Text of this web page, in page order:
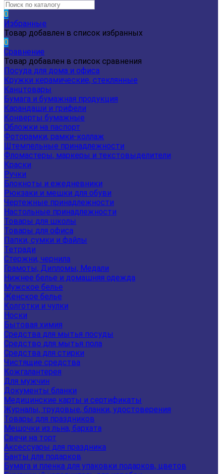
0
Избранные
Товар добавлен в список избранных
0
Сравнение
Товар добавлен в список сравнения
Посуда для дома и офиса
Кружки керамические, стеклянные
Канцтовары
Бумага и бумажная продукция
Карандаши и грифели
Конверты бумажные
Обложки на паспорт
Фоторамки, рамки-коллаж
Штемпельные принадлежности
Фломастеры, маркеры и текстовыделители
Краски
Ручки
Блокноты и ежедневники
Рюкзаки и мешки для обуви
Чертежные принадлежности
Настольные принадлежности
Товары для школы
Товары для офиса
Папки, сумки и файлы
Тетради
Стержни, чернила
Грамоты, Дипломы, Медали
Нижнее белье и домашняя одежда
Мужское белье
Женское белье
Колготки и чулки
Носки
Бытовая химия
Средства для мытья посуды
Средство для мытья пола
Средства для стирки
Чистящие средства
Кожгалантерея
Для мужчин
Документы бланки
Медицинские карты и сертификаты
Журналы, трудовые, бланки, удостоверения
Товары для праздников
Мешочки из льна, бархата
Свечи на торт
Аксессуары для праздника
Банты для подарков
Бумага и пленка для упаковки подарков, цветов